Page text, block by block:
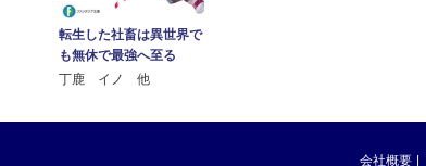
転生した社畜は異世界で
も無休で最強へ至る
丁鹿 イノ 他
会社概要